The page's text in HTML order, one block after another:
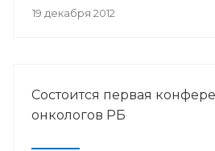
Башкортостан Лилия Гумерова.
19 декабря 2012
Состоится первая
онкологов РБ